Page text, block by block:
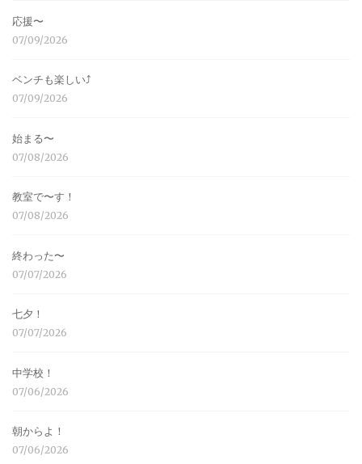
応援〜
07/09/2026
ベンチも楽しい⤴︎
07/09/2026
始まる〜
07/08/2026
教室で〜す！
07/08/2026
終わった〜
07/07/2026
七夕！
07/07/2026
中学校！
07/06/2026
朝からよ！
07/06/2026